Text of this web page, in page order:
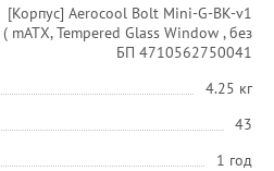
[Корпус] Aerocool Bolt Mini-G-BK-v1
( mATX, Tempered Glass Window , без
БП 4710562750041
4.25 кг
43
1 год